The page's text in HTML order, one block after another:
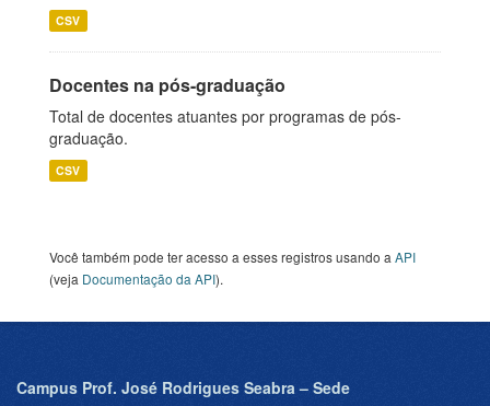
CSV
Docentes na pós-graduação
Total de docentes atuantes por programas de pós-
graduação.
CSV
Você também pode ter acesso a esses registros usando a API
(veja Documentação da API).
Campus Prof. José Rodrigues Seabra – Sede